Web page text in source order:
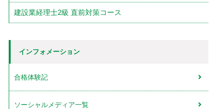
建設業経理士2級 直前対策コース
インフォメーション
合格体験記
ソーシャルメディア一覧